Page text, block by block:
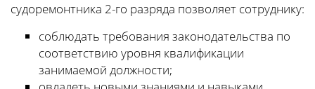
судоремонтника 2-го разряда позволяет сотруднику:
соблюдать требования законодательства по
соответствию уровня квалификации
занимаемой должности;